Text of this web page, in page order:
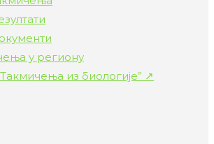
у региону
из биологије” ↗